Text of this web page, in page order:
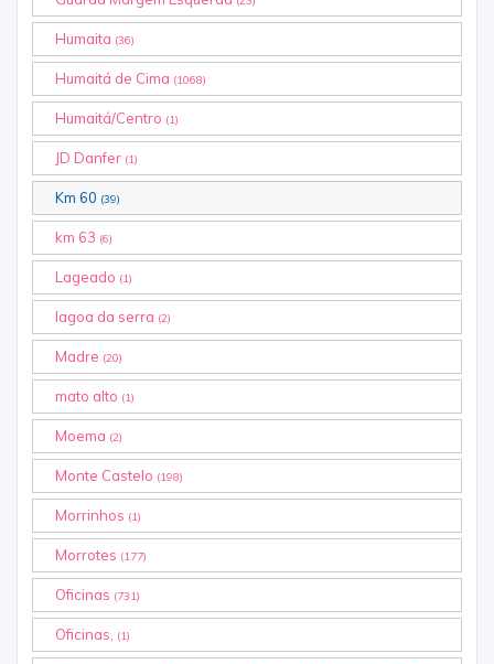
Humaita (36)
Humaitá de Cima (1068)
Humaitá/Centro (1)
JD Danfer (1)
Km 60 (39)
km 63 (6)
Lageado (1)
lagoa da serra (2)
Madre (20)
mato alto (1)
Moema (2)
Monte Castelo (198)
Morrinhos (1)
Morrotes (177)
Oficinas (731)
Oficinas, (1)